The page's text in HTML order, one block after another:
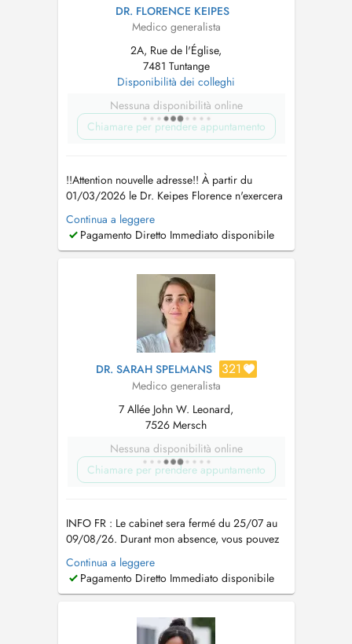
DR. FLORENCE KEIPES
Medico generalista
2A, Rue de l'Église,
7481 Tuntange
Disponibilità dei colleghi
Nessuna disponibilità online
Chiamare per prendere appuntamento
!!Attention nouvelle adresse!! À partir du
01/03/2026 le Dr. Keipes Florence n'exercera
plus au Cabinet Médical Steinsel, mais au
Centre Médical Tënten 2A, rue de l'Eglise L
7481 Tuntange Tel : 26 39 63 Fax : 26 39 63
remplace également le...
Continua a leggere
Pagamento Diretto Immediato disponibile
DR. SARAH SPELMANS 321
Medico generalista
7 Allée John W. Leonard,
7526 Mersch
Nessuna disponibilità online
Chiamare per prendere appuntamento
INFO FR : Le cabinet sera fermé du 25/07 au
09/08/26. Durant mon absence, vous pouvez
faire appel : --> la semaine du 27 juillet : au Dr
Tsakou Julie, également disponible via Doctena.
--> la semaine du 3 aout : à la maison médicale
Continua a leggere
Pagamento Diretto Immediato disponibile